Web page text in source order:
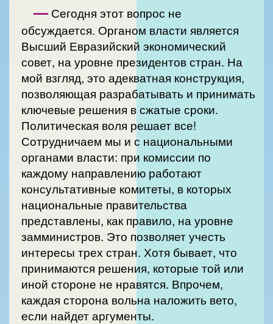
— Сегодня этот вопрос не
обсуждается. Органом власти является
Высший Евразийский экономический
совет, на уровне президентов стран. На
мой взгляд, это адекватная конструкция,
позволяющая разрабатывать и принимать
ключевые решения в сжатые сроки.
Политическая воля решает все!
Сотрудничаем мы и с национальными
органами власти: при комиссии по
каждому направлению работают
консультативные комитеты, в которых
национальные правительства
представлены, как правило, на уровне
замминистров. Это позволяет учесть
интересы трех стран. Хотя бывает, что
принимаются решения, которые той или
иной стороне не нравятся. Впрочем,
каждая сторона вольна наложить вето,
если найдет аргументы.